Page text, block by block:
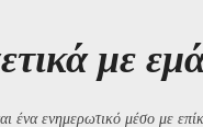
με
ένα ενημερωτικό μέσο με